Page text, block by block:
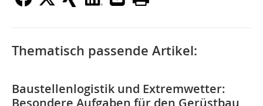
Thematisch passende Artikel:
Baustellenlogistik und Extremwetter: